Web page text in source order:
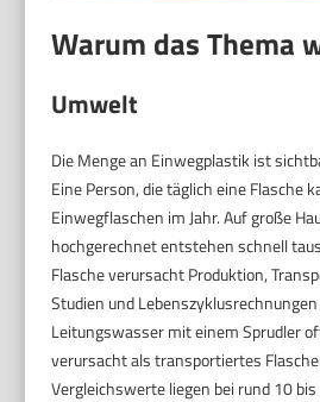
Warum das Thema
Umwelt
Die Menge an Einwegplastik ist
Eine Person, die täglich eine Flasche
Einwegflaschen im Jahr. Auf große
hochgerechnet entstehen schnell
Flasche verursacht Produktion,
Studien und
Leitungswasser mit einem Sprudler
verursacht als transportiertes
Vergleichswerte liegen bei rund 10